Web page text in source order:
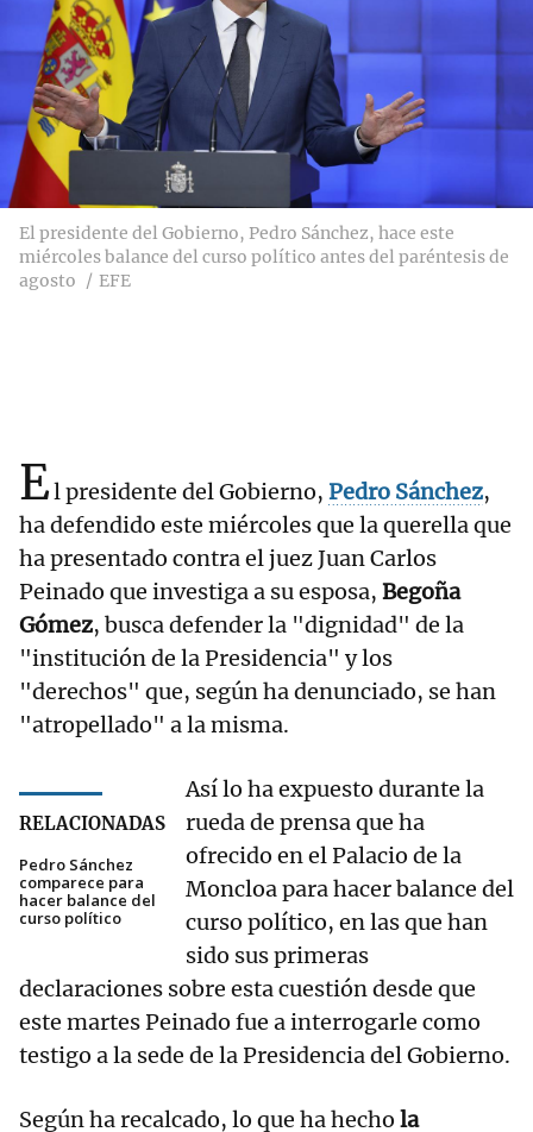
El presidente del Gobierno, Pedro Sánchez, hace este
miércoles balance del curso político antes del paréntesis de
agosto
EFE
El presidente del Gobierno, Pedro Sánchez,
ha defendido este miércoles que la querella que
ha presentado contra el juez Juan Carlos
Peinado que investiga a su esposa, Begoña
Gómez, busca defender la "dignidad" de la
"institución de la Presidencia" y los
"derechos" que, según ha denunciado, se han
"atropellado" a la misma.
RELACIONADAS
Pedro Sánchez
comparece para
hacer balance del
curso político
Así lo ha expuesto durante la
rueda de prensa que ha
ofrecido en el Palacio de la
Moncloa para hacer balance del
curso político, en las que han
sido sus primeras
declaraciones sobre esta cuestión desde que
este martes Peinado fue a interrogarle como
testigo a la sede de la Presidencia del Gobierno.
Según ha recalcado, lo que ha hecho la